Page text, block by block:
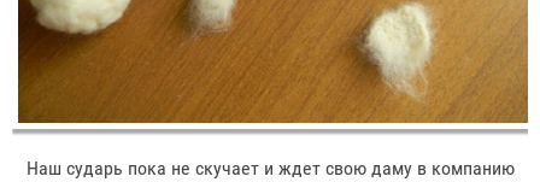
Наш сударь пока не скучает и ждет свою даму в компанию